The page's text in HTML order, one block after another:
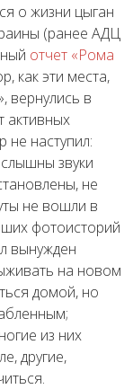
о жизни цыган
(ранее АДЦ
отчет «Рома
как эти места,
вернулись в
активных
не наступил:
звуки
не
не вошли в
фотоисторий
вынужден
на новом
домой, но
из них
другие,